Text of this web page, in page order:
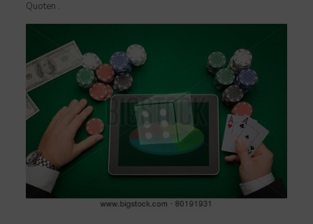
Quoten .